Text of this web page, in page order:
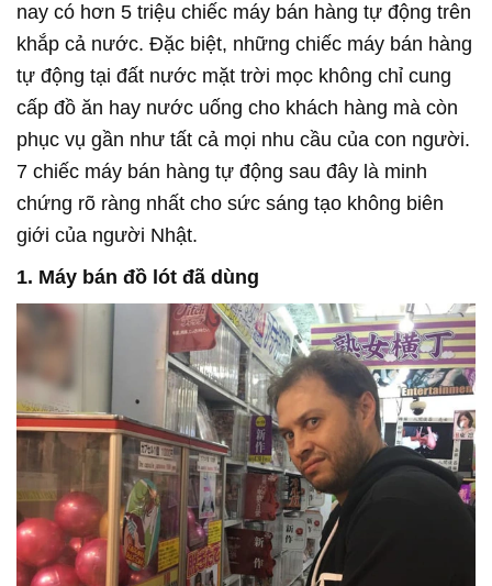
nay có hơn 5 triệu chiếc máy bán hàng tự động trên
khắp cả nước. Đặc biệt, những chiếc máy bán hàng
tự động tại đất nước mặt trời mọc không chỉ cung
cấp đồ ăn hay nước uống cho khách hàng mà còn
phục vụ gần như tất cả mọi nhu cầu của con người.
7 chiếc máy bán hàng tự động sau đây là minh
chứng rõ ràng nhất cho sức sáng tạo không biên
giới của người Nhật.
1. Máy bán đồ lót đã dùng